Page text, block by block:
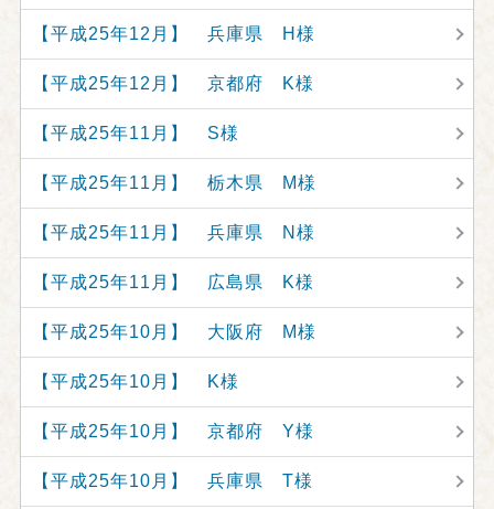
【平成25年12月】 兵庫県 H様
【平成25年12月】 京都府 K様
【平成25年11月】 S様
【平成25年11月】 栃木県 M様
【平成25年11月】 兵庫県 N様
【平成25年11月】 広島県 K様
【平成25年10月】 大阪府 M様
【平成25年10月】 K様
【平成25年10月】 京都府 Y様
【平成25年10月】 兵庫県 T様